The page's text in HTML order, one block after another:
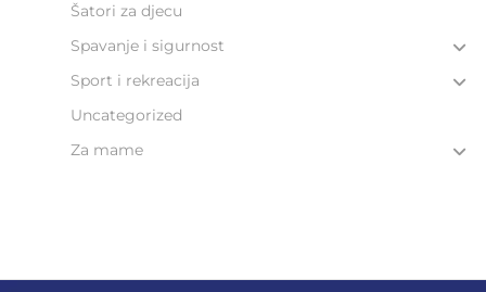
Šatori za djecu
Spavanje i sigurnost
Sport i rekreacija
Uncategorized
Za mame